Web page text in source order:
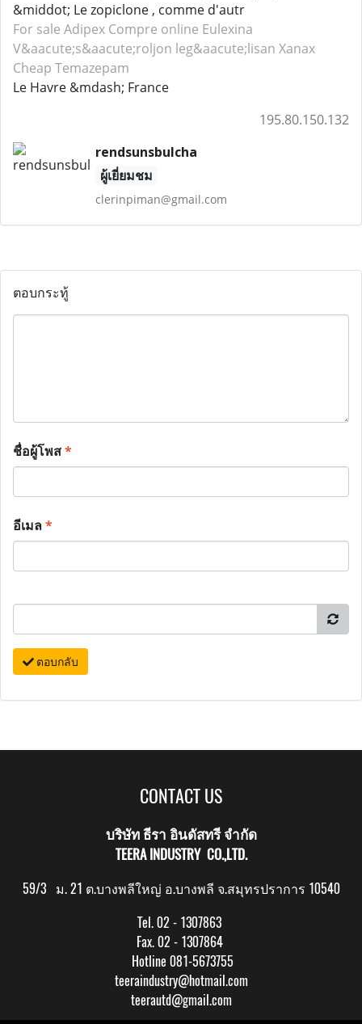
&middot; Le zopiclone , comme d'autr
For sale Adipex Compre online Eulexina
V&aacute;s&aacute;roljon leg&aacute;lisan Xanax
Cheap Temazepam
Le Havre &mdash; France
195.80.150.132
rendsunsbulcha
ผู้เยี่ยมชม
clerinpiman@gmail.com
ตอบกระทู้
ชื่อผู้โพส*
อีเมล*
ตอบกลับ
CONTACT US
บริษัท ธีรา อินดัสทรี จำกัด
TEERA INDUSTRY CO.,LTD.
59/3 ม. 21 ต.บางพลีใหญ่ อ.บางพลี จ.สมุทรปราการ 10540
Tel. 02 - 1307863
Fax. 02 - 1307864
Hotline 081-5673755
teeraindustry@hotmail.com
teerautd@gmail.com